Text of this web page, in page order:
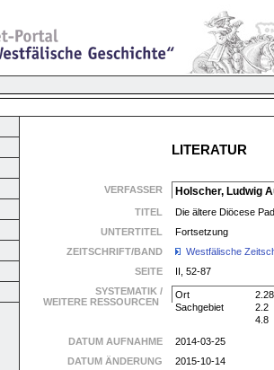
LITERATUR
VERFASSER Holscher, Ludwig
TITEL
Die ältere Diöcese
UNTERTITEL
Fortsetzung
ZEITSCHRIFT/BAND
Westfälische
SEITE
II, 52-87
SYSTEMATIK /
WEITERE RESSOURCEN
Ort
2.28
Sachgebiet
2.2
4.8
DATUM AUFNAHME
2014-03-25
DATUM ÄNDERUNG
2015-10-14